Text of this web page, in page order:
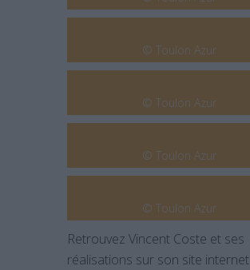
© Toulon Azur
© Toulon Azur
© Toulon Azur
© Toulon Azur
Retrouvez Vincent Coste et ses
réalisations sur son site internet